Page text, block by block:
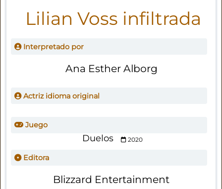
Lilian Voss infiltrada
Interpretado por
Ana Esther Alborg
Actriz idioma original
Juego
Duelos 2020
Editora
Blizzard Entertainment